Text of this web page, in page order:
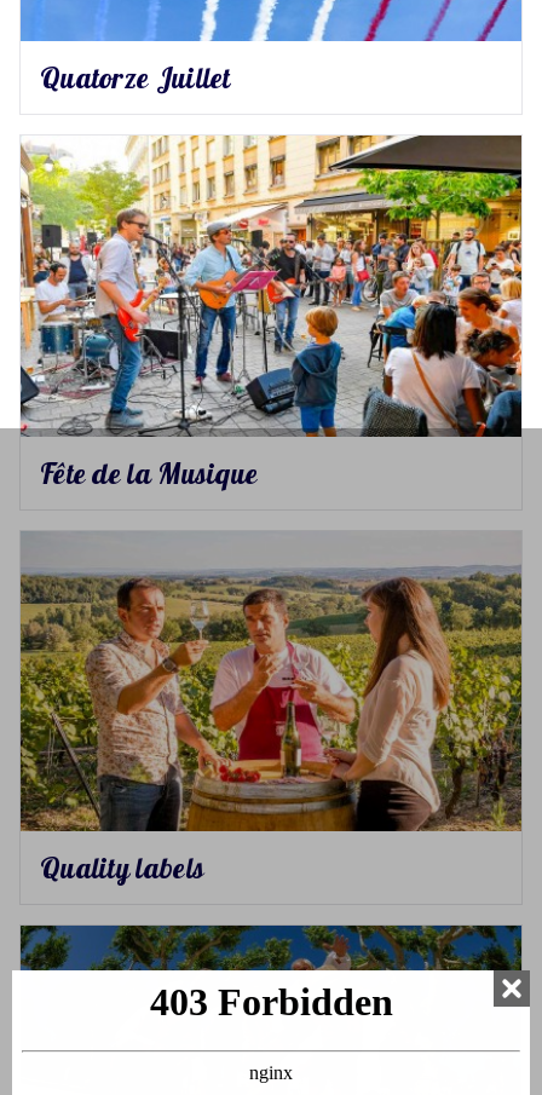
Quatorze Juillet
Fête de la Musique
Quality labels